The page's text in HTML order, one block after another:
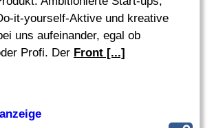
it-yourself-Aktive und kreative
uns aufeinander, egal ob
Profi. Der Front [...]